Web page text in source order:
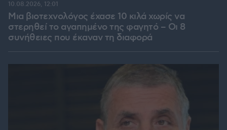
Μια βιοτεχνολόγος έχασε 10 κιλά χωρίς να
στερηθεί το αγαπημένο της φαγητό – Οι 8
συνήθειες που έκαναν τη διαφορά
10.08.2026, 12:01